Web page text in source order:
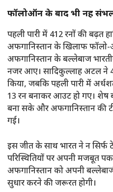
फॉलोऑन के बाद भी नहीं
पहली पारी में 412 रनों की बढ़त
अफगानिस्तान के खिलाफ फॉलो-
अफगानिस्तान के बल्लेबाज
नजर आए। सादिकुल्लाह अटल ने
किया, जबकि पहली पारी में
13 रन बनाकर आउट हो गए। शेष
बना सके और अफगानिस्तान की
गई।
इस जीत के साथ भारत ने न सिर्फ
परिस्थितियों पर अपनी मजबूत
अफगानिस्तान को अपनी
सुधार करने की जरूरत होगी।